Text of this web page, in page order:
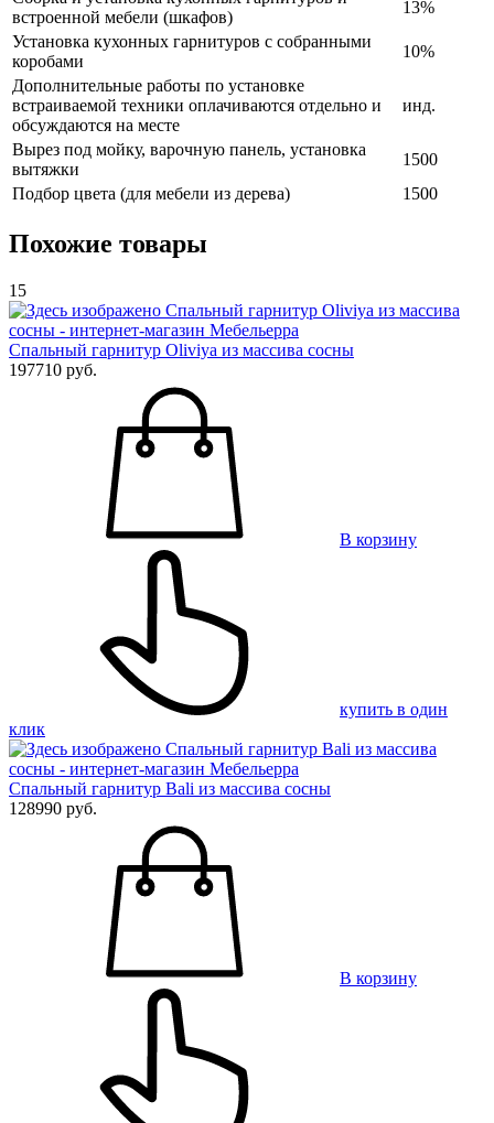
встроенной мебели (шкафов)
13%
Установка кухонных гарнитуров с собранными
коробами
10%
Дополнительные работы по установке
встраиваемой техники оплачиваются отдельно и
обсуждаются на месте
инд.
Вырез под мойку, варочную панель, установка
вытяжки
1500
Подбор цвета (для мебели из дерева)
1500
Похожие товары
15
Спальный гарнитур Oliviya из массива сосны
197710 руб.
В корзину
купить в один
клик
Спальный гарнитур Bali из массива сосны
128990 руб.
В корзину